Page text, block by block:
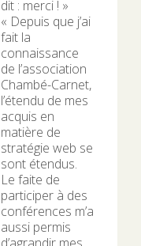
dit : merci ! »
« Depuis que j’ai
fait la
connaissance
de l’association
Chambé-Carnet,
l’étendu de mes
acquis en
matière de
stratégie web se
sont étendus.
Le faite de
participer à des
conférences m’a
aussi permis